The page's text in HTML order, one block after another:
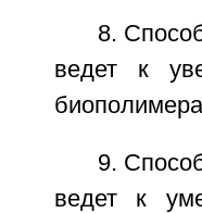
8.
ведет к
9.
ведет к